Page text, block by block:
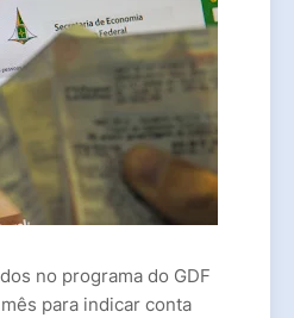
no programa do GDF
para indicar conta